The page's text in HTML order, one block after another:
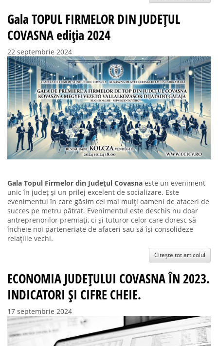
Gala TOPUL FIRMELOR DIN JUDEȚUL
COVASNA ediția 2024
22 septembrie 2024
Gala Topul Firmelor din Județul Covasna este un eveniment
unic în județ și un prilej excelent de socializare. Este
evenimentul în care găsim cei mai mulți oameni de afaceri de
succes pe metru pătrat. Evenimentul este deschis nu doar
antreprenorilor premiați, ci și tuturor celor care doresc să
încheie noi parteneriate de afaceri sau să își consolideze
relațiile vechi.
Citește tot articolul
ECONOMIA JUDEȚULUI COVASNA ÎN 2023.
INDICATORI ȘI CIFRE CHEIE.
17 septembrie 2024